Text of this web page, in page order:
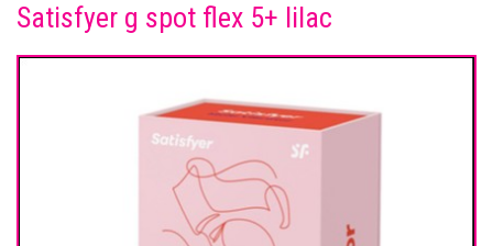
Satisfyer g spot flex 5+ lilac